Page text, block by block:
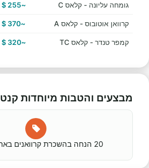
גומחה עליונה - קלאס C ~255 $ US
קרוואן אוטובוס - קלאס A ~370 $ US
קמפר טנדר - קלאס TC ~320 $ US
מבצעים והטבות מיוחדות קנט
20 הנחה בהשכרת קרוואנים בארהב וקנדה